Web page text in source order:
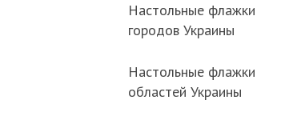
Настольные флажки
городов Украины
Настольные флажки
областей Украины